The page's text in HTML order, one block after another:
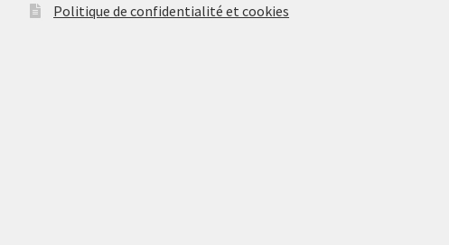
Politique de confidentialité et cookies